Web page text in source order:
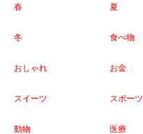
春 夏
冬 食べ物
おしゃれ お金
スイーツ スポーツ
動物 医療